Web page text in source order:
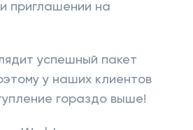
приглашении на
успешный пакет
у наших клиентов
гораздо выше!